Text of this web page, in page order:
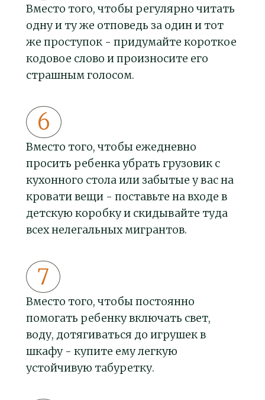
Вместо того, чтобы регулярно читать
одну и ту же отповедь за один и тот
же проступок - придумайте короткое
кодовое слово и произносите его
страшным голосом.
Вместо того, чтобы ежедневно
просить ребенка убрать грузовик с
кухонного стола или забытые у вас на
кровати вещи - поставьте на входе в
детскую коробку и скидывайте туда
всех нелегальных мигрантов.
Вместо того, чтобы постоянно
помогать ребенку включать свет,
воду, дотягиваться до игрушек в
шкафу - купите ему легкую
устойчивую табуретку.